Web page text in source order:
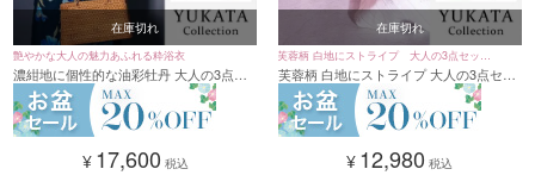
在庫切れ
艶やかな大人の魅力あふれる粋浴衣
濃紺地に個性的な油彩牡丹 大人の3点セ
ットレディース浴衣(浴衣+平帯or作り帯
+下駄)
¥ 17,600 税込
在庫切れ
芙蓉柄 白地にストライプ 大人の3点セット
レディース浴衣
芙蓉柄 白地にストライプ 大人の3点セッ
トレディース浴衣(浴衣+平帯or作り帯+下
駄)
¥ 12,980 税込